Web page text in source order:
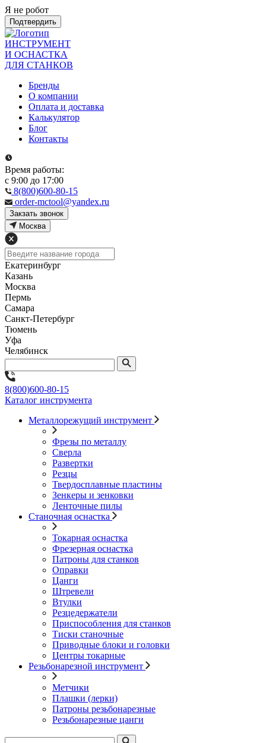
Я не робот
Подтвердить
ИНСТРУМЕНТ
И ОСНАСТКА
ДЛЯ СТАНКОВ
Бренды
О компании
Оплата и доставка
Калькулятор
Блог
Контакты
Время работы:
с 9:00 до 17:00
8(800)600-80-15
order-mctool@yandex.ru
Закзать звонок
Москва
Екатеринбург
Казань
Москва
Пермь
Самара
Санкт-Петербург
Тюмень
Уфа
Челябинск
8(800)600-80-15
Каталог инструмента
Металлорежущий инструмент
Фрезы по металлу
Сверла
Развертки
Резцы
Твердосплавные пластины
Зенкеры и зенковки
Ленточные пилы
Станочная оснастка
Токарная оснастка
Фрезерная оснастка
Патроны для станков
Оправки
Цанги
Штревели
Втулки
Резцедержатели
Приспособления для станков
Тиски станочные
Приводные блоки и головки
Центры токарные
Резьбонарезной инструмент
Метчики
Плашки (лерки)
Патроны резьбонарезные
Резьбонарезные цанги